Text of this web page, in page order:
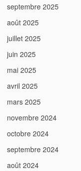
septembre 2025
août 2025
juillet 2025
juin 2025
mai 2025
avril 2025
mars 2025
novembre 2024
octobre 2024
septembre 2024
août 2024